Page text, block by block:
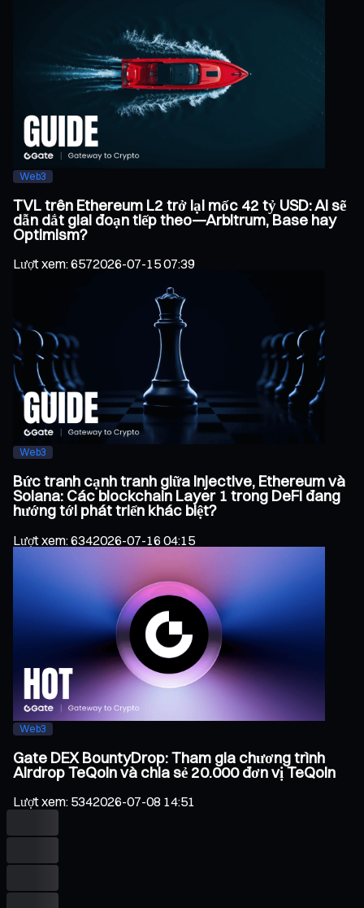
Web3
TVL trên Ethereum L2 trở lại mốc 42 tỷ USD: Ai sẽ
dẫn dắt giai đoạn tiếp theo—Arbitrum, Base hay
Optimism?
Lượt xem:6572026-07-15 07:39
Web3
Bức tranh cạnh tranh giữa Injective, Ethereum và
Solana: Các blockchain Layer 1 trong DeFi đang
hướng tới phát triển khác biệt?
Lượt xem:6342026-07-16 04:15
Web3
Gate DEX BountyDrop: Tham gia chương trình
Airdrop TeQoin và chia sẻ 20.000 đơn vị TeQoin
Lượt xem: 5342026-07-08 14:51